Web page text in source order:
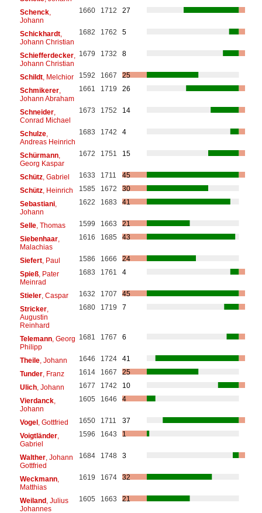
Schenck,
Johann
1660 1712 27
Schickhardt,
Johann Christian
1682 1762 5
Schiefferdecker,
Johann Christian
1679 1732 8
Schildt, Melchior 1592 1667
25
Schmikerer,
Johann Abraham
1661 1719 26
Schneider,
Conrad Michael
1673 1752 14
Schulze,
Andreas Heinrich
1683 1742 4
Schürmann,
Georg Kaspar
1672 1751 15
Schütz, Gabriel 1633 1711
45
Schütz, Heinrich 1585 1672
30
Sebastiani,
Johann
1622 1683 41
Selle, Thomas 1599 1663
21
Siebenhaar,
Malachias
1616 1685 43
Siefert, Paul 1586 1666
24
Spieß, Pater
Meinrad
1683 1761 4
Stieler, Caspar 1632 1707
45
Stricker,
Augustin
Reinhard
1680 1719 7
Telemann, Georg
Philipp
1681 1767 6
Theile, Johann 1646 1724
41
Tunder, Franz 1614 1667
25
Ulich, Johann 1677 1742
10
Vierdanck,
Johann
1605 1646 4
Vogel, Gottfried 1650 1711
37
Voigtländer,
Gabriel
1596 1643 1
Walther, Johann
Gottfried
1684 1748 3
Weckmann,
Matthias
1619 1674 32
Weiland, Julius
Johannes
1605 1663 21